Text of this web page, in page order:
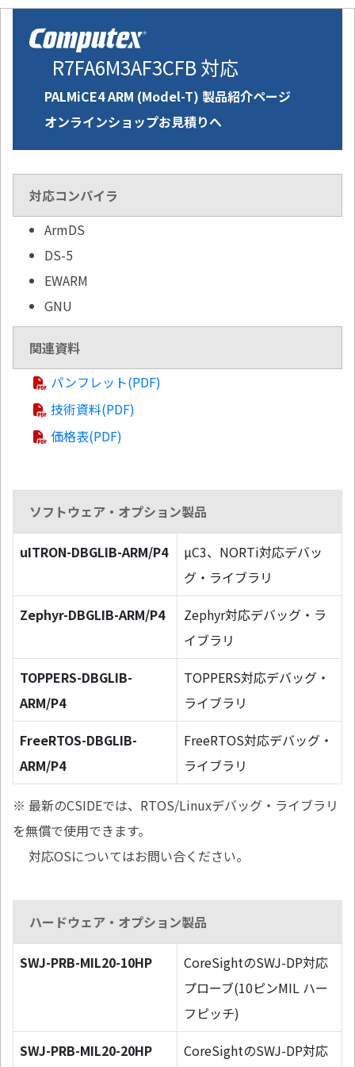
R7FA6M3AF3CFB 対応
PALMiCE4 ARM (Model-T) 製品紹介ページ
オンラインショップお見積りへ
対応コンパイラ
ArmDS
DS-5
EWARM
GNU
関連資料
パンフレット(PDF)
技術資料(PDF)
価格表(PDF)
ソフトウェア・オプション製品
uITRON-DBGLIB-ARM/P4
µC3、NORTi対応デバッ
グ・ライブラリ
Zephyr-DBGLIB-ARM/P4
Zephyr対応デバッグ・ラ
イブラリ
TOPPERS-DBGLIB-
ARM/P4
TOPPERS対応デバッグ・
ライブラリ
FreeRTOS-DBGLIB-
ARM/P4
FreeRTOS対応デバッグ・
ライブラリ
※ 最新のCSIDEでは、RTOS/Linuxデバッグ・ライブラリ
を無償で使用できます。
対応OSについてはお問い合ください。
ハードウェア・オプション製品
SWJ-PRB-MIL20-10HP
CoreSightのSWJ-DP対応
プローブ(10ピンMIL ハー
フピッチ)
SWJ-PRB-MIL20-20HP
CoreSightのSWJ-DP対応